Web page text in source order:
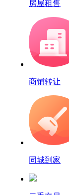
房屋租售
商铺转让
同城到家